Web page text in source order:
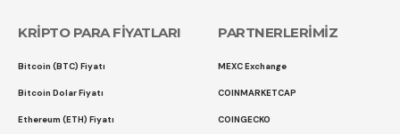
KRİPTO PARA FİYATLARI
Bitcoin (BTC) Fiyatı
Bitcoin Dolar Fiyatı
Ethereum (ETH) Fiyatı
PARTNERLERİMİZ
MEXC Exchange
COINMARKETCAP
COINGECKO